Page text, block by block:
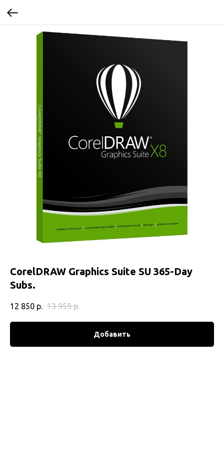
CorelDRAW Graphics Suite SU 365-Day
Subs.
12 850 р. 13 959 р.
Добавить